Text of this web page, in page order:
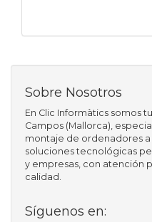
Sobre Nosotros
En Clic Informàtics somos
Campos (Mallorca),
montaje de ordenadores
soluciones tecnológicas
y empresas, con atención
calidad.
Síguenos en: